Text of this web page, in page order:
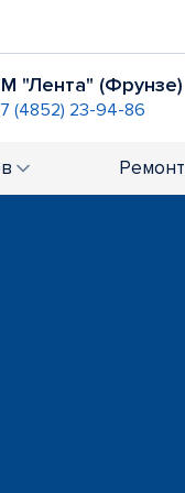
"Лента" (Фрунзе)
(4852) 23-94-86
(4852) 23-02-62Ремонт